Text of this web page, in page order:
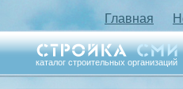
Главная
каталог строительных организаций